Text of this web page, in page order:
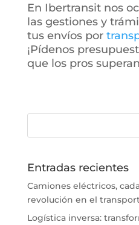
En Ibertransit nos
las gestiones y
tus envíos por
¡Pídenos
que los pros
Entradas recientes
Camiones eléctricos,
revolución en el
Logística inversa: